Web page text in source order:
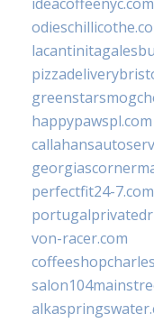
happypawspl.com
perfectfit24-7.com
von-racer.com